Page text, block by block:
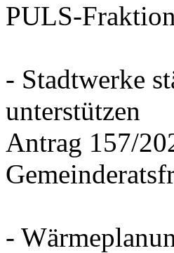
PULS-
- Stadtwerke
unterstützen
Antrag 157/
-